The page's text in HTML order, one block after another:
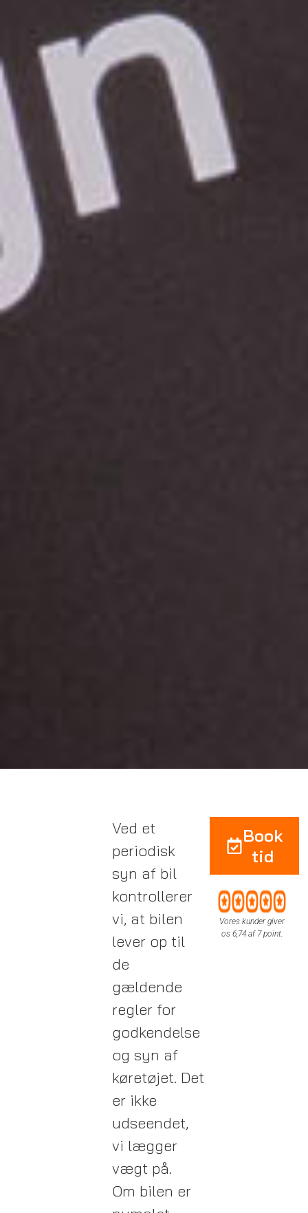
Ved et
periodisk
syn af bil
kontrollerer
vi, at bilen
lever op til
de
gældende
regler for
godkendelse
og syn af
køretøjet. Det
er ikke
udseendet,
vi lægger
vægt på.
Om bilen er
Book
tid
Vores kunder giver
os 6,74 af 7 point.